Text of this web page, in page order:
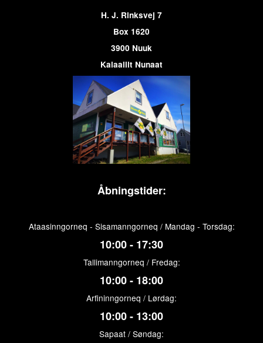
H. J. Rinksvej 7
Box 1620
3900 Nuuk
Kalaallit Nunaat
Åbningstider:
Ataasinngorneq - Sisamanngorneq / Mandag - Torsdag:
10:00 - 17:30
Tallimanngorneq / Fredag:
10:00 - 18:00
Arfininngorneq / Lørdag:
10:00 - 13:00
Sapaat / Søndag: